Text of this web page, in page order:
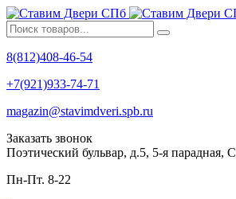
8(812)408-46-54
+7(921)933-74-71
magazin@stavimdveri.spb.ru
Заказать звонок
Поэтический бульвар, д.5, 5-я парадная,
Пн-Пт. 8-22